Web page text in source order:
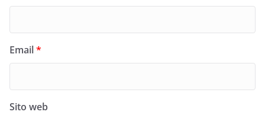
Email*
Sito web